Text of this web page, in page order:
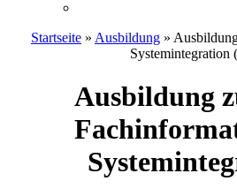
Startseite » Ausbildung »
Systemintegration
Ausbildung